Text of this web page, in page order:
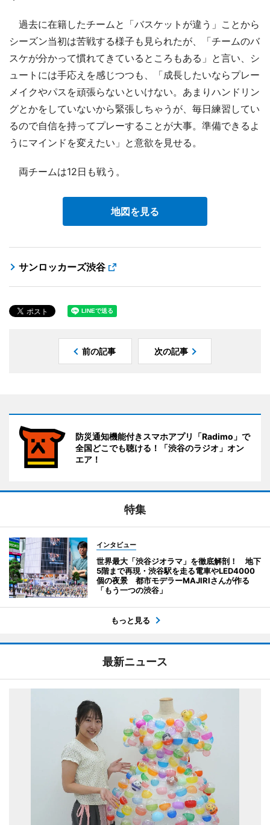
過去に在籍したチームと「バスケットが違う」ことから
シーズン当初は苦戦する様子も見られたが、「チームのバ
スケが分かって慣れてきているところもある」と言い、シ
ュートには手応えを感じつつも、「成長したいならプレー
メイクやパスを頑張らないといけない。あまりハンドリン
グとかをしていないから緊張しちゃうが、毎日練習してい
るので自信を持ってプレーすることが大事。準備できるよ
うにマインドを変えたい」と意欲を見せる。
両チームは12日も戦う。
地図を見る
サンロッカーズ渋谷
前の記事 次の記事
防災通知機能付きスマホアプリ「Radimo」で
全国どこでも聴ける！「渋谷のラジオ」オン
エア！
特集
インタビュー
世界最大「渋谷ジオラマ」を徹底解剖！ 地下
5階まで再現・渋谷駅を走る電車やLED4000
個の夜景 都市モデラーMAJIRIさんが作る
「もう一つの渋谷」
もっと見る
最新ニュース